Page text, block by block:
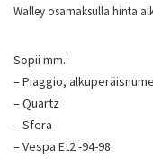
Walley osamaksulla hinta
Sopii mm.:
– Piaggio,
– Quartz
– Sfera
– Vespa Et2 -94-98